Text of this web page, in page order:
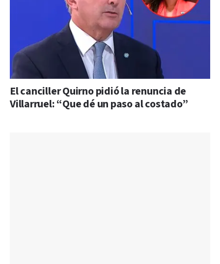
El canciller Quirno pidió la renuncia de
Villarruel: “Que dé un paso al costado”